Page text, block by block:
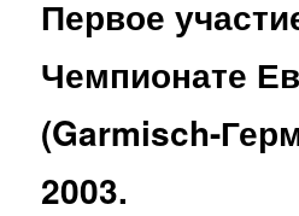
Первое
Чемпионате
(Garmisch-
2003.